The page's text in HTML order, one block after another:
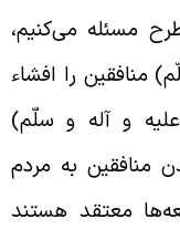
مسئله می‌کنیم،
منافقین را افشاء
و آله و سلّم)
منافقین به مردم
معتقد هستند